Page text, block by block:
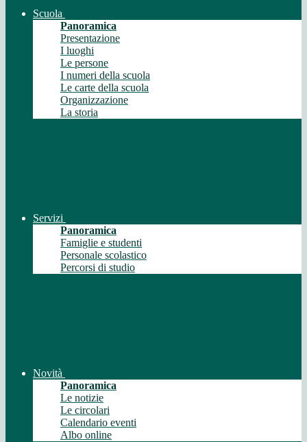
Scuola
Panoramica
Presentazione
I luoghi
Le persone
I numeri della scuola
Le carte della scuola
Organizzazione
La storia
Servizi
Panoramica
Famiglie e studenti
Personale scolastico
Percorsi di studio
Novità
Panoramica
Le notizie
Le circolari
Calendario eventi
Albo online